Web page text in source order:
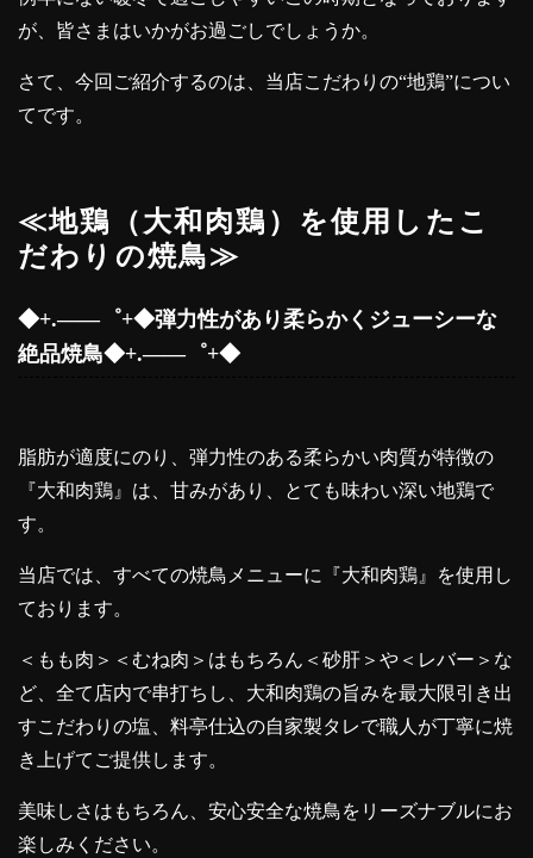
が、皆さまはいかがお過ごしでしょうか。
さて、今回ご紹介するのは、当店こだわりの“地鶏”につい
てです。
≪地鶏（大和肉鶏）を使用したこ
だわりの焼鳥≫
◆+.――゜+◆弾力性があり柔らかくジューシーな
絶品焼鳥◆+.――゜+◆
脂肪が適度にのり、弾力性のある柔らかい肉質が特徴の
『大和肉鶏』は、甘みがあり、とても味わい深い地鶏で
す。
当店では、すべての焼鳥メニューに『大和肉鶏』を使用し
ております。
＜もも肉＞＜むね肉＞はもちろん＜砂肝＞や＜レバー＞な
ど、全て店内で串打ちし、大和肉鶏の旨みを最大限引き出
すこだわりの塩、料亭仕込の自家製タレで職人が丁寧に焼
き上げてご提供します。
美味しさはもちろん、安心安全な焼鳥をリーズナブルにお
楽しみください。